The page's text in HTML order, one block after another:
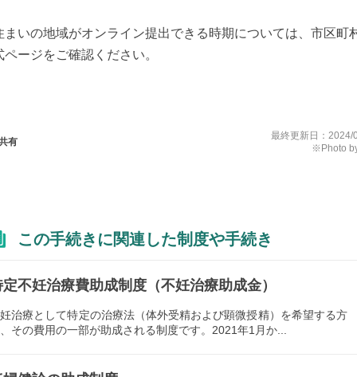
まいの地域がオンライン提出できる時期については、市区町
ページをご確認ください。
有
最終更新日： 2024/
※Photo
この手続きに関連した制度や手続き
定不妊治療費助成制度（不妊治療助成金）
治療として特定の治療法（体外受精および顕微授精）を希望する方
その費用の一部が助成される制度です。2021年1月か...